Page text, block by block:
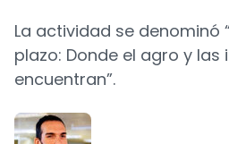
La actividad se denominó
plazo: Donde el agro y las
encuentran”.